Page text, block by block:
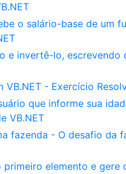
o salário-base de um
e invertê-lo,
- Exercício
que informe sua
VB.NET
fazenda - O desafio da
elemento e gere